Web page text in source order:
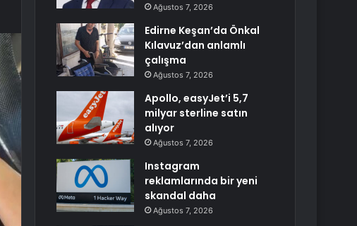
Ağustos 7, 2026
Edirne Keşan’da Önkal
Kılavuz’dan anlamlı
çalışma
Ağustos 7, 2026
Apollo, easyJet’i 5,7
milyar sterline satın
alıyor
Ağustos 7, 2026
Instagram
reklamlarında bir yeni
skandal daha
Ağustos 7, 2026